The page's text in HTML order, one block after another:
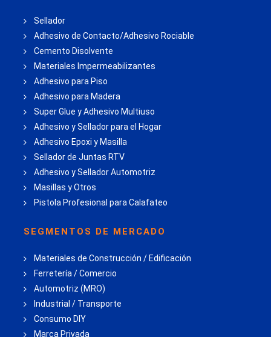
Sellador
Adhesivo de Contacto/Adhesivo Rociable
Cemento Disolvente
Materiales Impermeabilizantes
Adhesivo para Piso
Adhesivo para Madera
Super Glue y Adhesivo Multiuso
Adhesivo y Sellador para el Hogar
Adhesivo Epoxi y Masilla
Sellador de Juntas RTV
Adhesivo y Sellador Automotriz
Masillas y Otros
Pistola Profesional para Calafateo
SEGMENTOS DE MERCADO
Materiales de Construcción / Edificación
Ferretería / Comercio
Automotriz (MRO)
Industrial / Transporte
Consumo DIY
Marca Privada